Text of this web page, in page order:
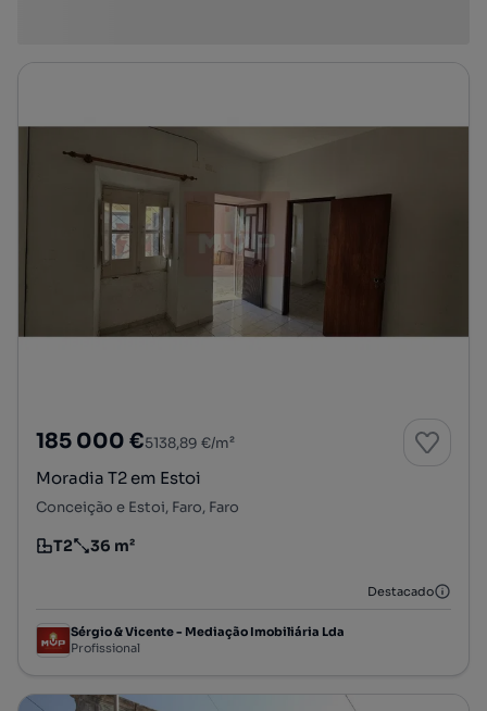
185 000 €5138,89 €/m²
Moradia T2 em Estoi
Conceição e Estoi, Faro, Faro
Tipologia
T2
Preço por metro quadrado
36 m²
Destacado
Sérgio & Vicente - Mediação Imobiliária Lda
Profissional